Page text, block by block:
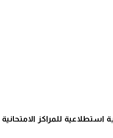
استطلاعية للمراكز الامتحانية